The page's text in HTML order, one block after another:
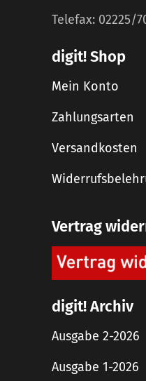
Telefax: 02225/
digit! Shop
Mein Konto
Zahlungsarten
Versandkosten
Vertrag
digit! Archiv
Ausgabe 2-2026
Ausgabe 1-2026